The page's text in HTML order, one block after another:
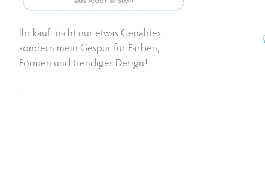
Ihr kauft nicht nur etwas Genähtes,
sondern mein Gespür für Farben,
Formen und trendiges Design!
.